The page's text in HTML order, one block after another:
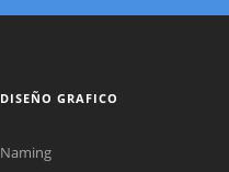
DISEÑO GRAFICO
Naming